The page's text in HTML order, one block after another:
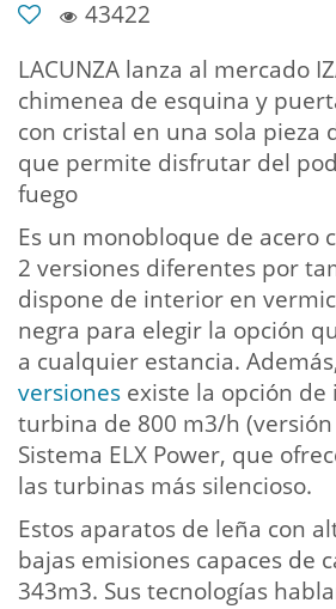
43422
LACUNZA lanza al mercado
chimenea de esquina y
con cristal en una sola pieza
que permite disfrutar del
fuego
Es un monobloque de acero
2 versiones diferentes por
dispone de interior en
negra para elegir la opción
a cualquier estancia.
versiones existe la opción
turbina de 800 m3/h (versión
Sistema ELX Power, que
las turbinas más silencioso.
Estos aparatos de leña con
bajas emisiones capaces de
343m3. Sus tecnologías